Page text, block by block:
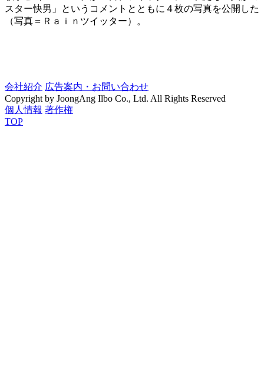
スター快男」というコメントとともに４枚の写真を公開した
（写真＝Ｒａｉｎツイッター）。
会社紹介 広告案内・お問い合わせ
Copyright by JoongAng Ilbo Co., Ltd. All Rights Reserved
個人情報 著作権
TOP